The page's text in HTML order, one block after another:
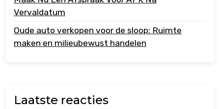
Vervaldatum
Oude auto verkopen voor de sloop: Ruimte
maken en milieubewust handelen
Laatste reacties